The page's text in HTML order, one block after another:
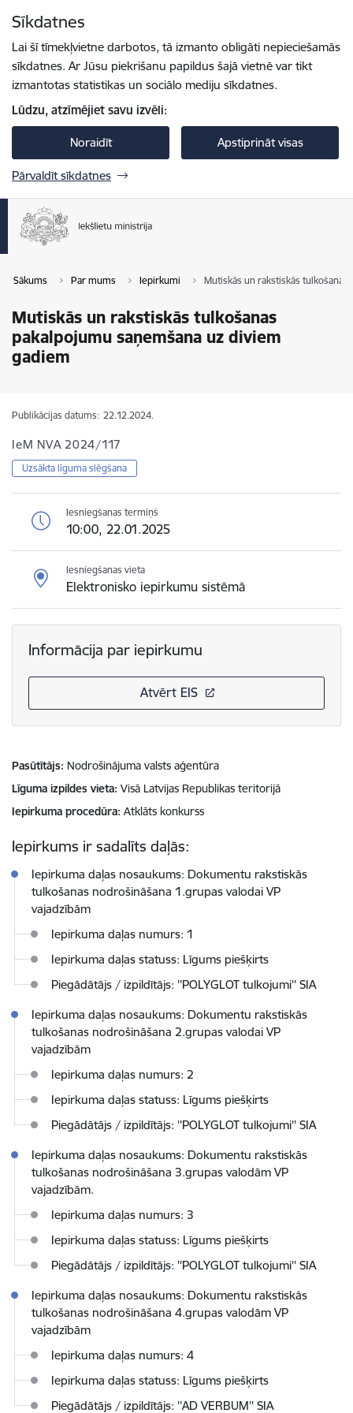
Sīkdatnes
Lai šī tīmekļvietne darbotos, tā izmanto obligāti nepieciešamās
sīkdatnes. Ar Jūsu piekrišanu papildus šajā vietnē var tikt
izmantotas statistikas un sociālo mediju sīkdatnes.
Lūdzu, atzīmējiet savu izvēli:
Noraidīt Apstiprināt visas
Pārvaldīt sīkdatnes
Sākums Par mums Iepirkumi Mutiskās un rakstiskās
Mutiskās un rakstiskās tulkošanas
pakalpojumu saņemšana uz diviem
gadiem
Publikācijas datums: 22.12.2024.
IeM NVA 2024/117
Uzsākta līguma slēgšana
Iesniegšanas termiņš
10:00, 22.01.2025
Iesniegšanas vieta
Elektronisko iepirkumu sistēmā
Informācija par iepirkumu
Atvērt EIS
Pasūtītājs Nodrošinājuma valsts aģentūra
Līguma izpildes vieta Visā Latvijas Republikas teritorijā
Iepirkuma procedūra Atklāts konkurss
Iepirkums ir sadalīts daļās:
Iepirkuma daļas nosaukums: Dokumentu rakstiskās
tulkošanas nodrošināšana 1.grupas valodai VP
vajadzībām
Iepirkuma daļas numurs: 1
Iepirkuma daļas statuss: Līgums piešķirts
Piegādātājs / izpildītājs: ''POLYGLOT tulkojumi'' SIA
Iepirkuma daļas nosaukums: Dokumentu rakstiskās
tulkošanas nodrošināšana 2.grupas valodai VP
vajadzībām
Iepirkuma daļas numurs: 2
Iepirkuma daļas statuss: Līgums piešķirts
Piegādātājs / izpildītājs: ''POLYGLOT tulkojumi'' SIA
Iepirkuma daļas nosaukums: Dokumentu rakstiskās
tulkošanas nodrošināšana 3.grupas valodām VP
vajadzībām.
Iepirkuma daļas numurs: 3
Iepirkuma daļas statuss: Līgums piešķirts
Piegādātājs / izpildītājs: ''POLYGLOT tulkojumi'' SIA
Iepirkuma daļas nosaukums: Dokumentu rakstiskās
tulkošanas nodrošināšana 4.grupas valodām VP
vajadzībām
Iepirkuma daļas numurs: 4
Iepirkuma daļas statuss: Līgums piešķirts
Piegādātājs / izpildītājs: ''AD VERBUM'' SIA